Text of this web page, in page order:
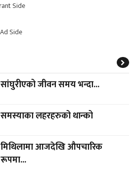
सांघुरीएको जीवन समय भन्दा...
समस्याका लहरहरुको थान्को
मिथिलामा आजदेखि औपचारिक
रूपमा...